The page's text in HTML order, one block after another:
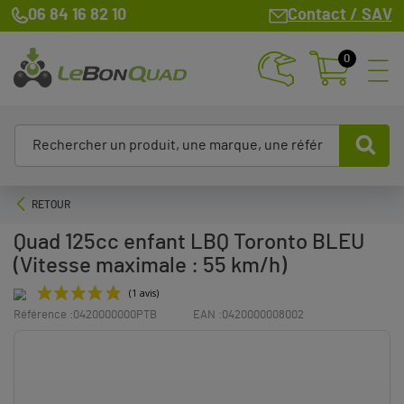
06 84 16 82 10 Contact / SAV
0
RETOUR
Quad 125cc enfant LBQ Toronto BLEU
(Vitesse maximale : 55 km/h)
Référence :0420000000PTB EAN :0420000008002